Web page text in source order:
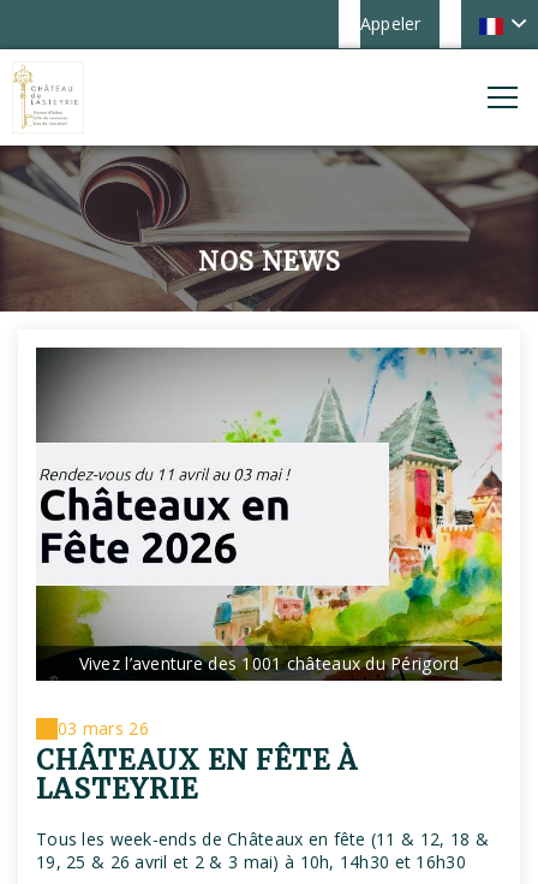
Appeler
NOS NEWS
Vivez l’aventure des 1001 châteaux du Périgord
03 mars 26
CHÂTEAUX EN FÊTE À
LASTEYRIE
Tous les week-ends de Châteaux en fête (11 & 12, 18 &
19, 25 & 26 avril et 2 & 3 mai) à 10h, 14h30 et 16h30